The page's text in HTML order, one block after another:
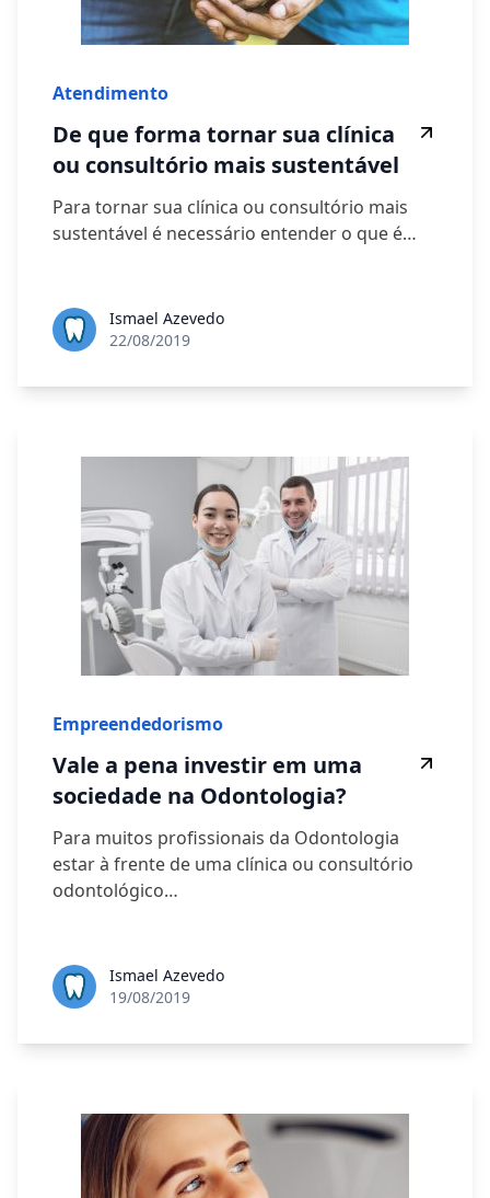
Atendimento
De que forma tornar sua clínica
ou consultório mais sustentável
Para tornar sua clínica ou consultório mais
sustentável é necessário entender o que é…
Ismael Azevedo
22/08/2019
Empreendedorismo
Vale a pena investir em uma
sociedade na Odontologia?
Para muitos profissionais da Odontologia
estar à frente de uma clínica ou consultório
odontológico…
Ismael Azevedo
19/08/2019